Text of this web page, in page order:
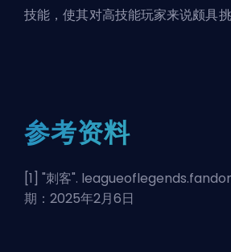
技能，使其对高技能玩家来说颇具挑
参考资料
[1] "刺客".
期：2025年2月6日